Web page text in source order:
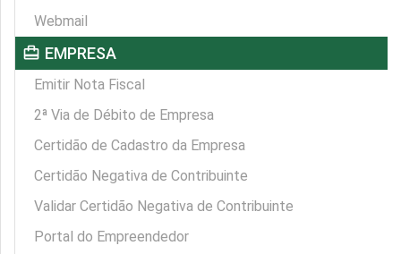
Webmail
card_travel EMPRESA
Emitir Nota Fiscal
2ª Via de Débito de Empresa
Certidão de Cadastro da Empresa
Certidão Negativa de Contribuinte
Validar Certidão Negativa de Contribuinte
Portal do Empreendedor